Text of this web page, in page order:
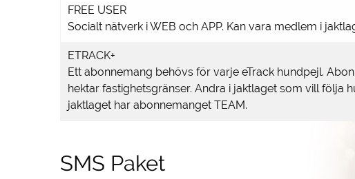
FREE USER
Socialt nätverk i WEB och APP. Kan vara medlem i
ETRACK+
Ett abonnemang behövs för varje eTrack hundpejl.
hektar fastighetsgränser. Andra i jaktlaget som vill följa
jaktlaget har abonnemanget TEAM.
SMS Paket